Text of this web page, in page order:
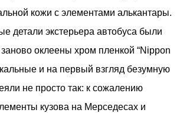
кожи с элементами алькантары.
детали экстерьера автобуса были
оклеены хром пленкой “Nippon
и на первый взгляд безумную
не просто так: к сожалению
кузова на Мерседесах и